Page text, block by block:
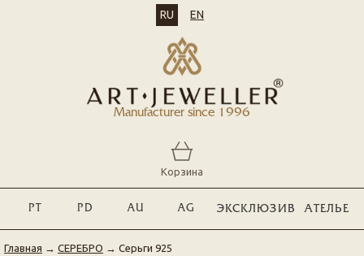
Manufacturer since 1996
RU EN
Корзина
PT PD AU AG ЭКСКЛЮЗИВ АТЕЛЬЕ
Главная → СЕРЕБРО → Серьги 925